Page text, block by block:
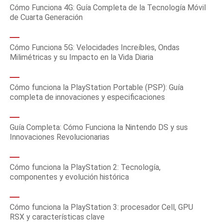
Cómo Funciona 4G: Guía Completa de la Tecnología Móvil
de Cuarta Generación
Cómo Funciona 5G: Velocidades Increíbles, Ondas
Milimétricas y su Impacto en la Vida Diaria
Cómo funciona la PlayStation Portable (PSP): Guía
completa de innovaciones y especificaciones
Guía Completa: Cómo Funciona la Nintendo DS y sus
Innovaciones Revolucionarias
Cómo funciona la PlayStation 2: Tecnología,
componentes y evolución histórica
Cómo funciona la PlayStation 3: procesador Cell, GPU
RSX y características clave